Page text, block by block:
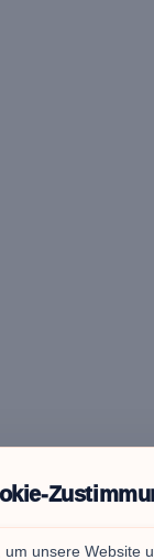
unsere Website